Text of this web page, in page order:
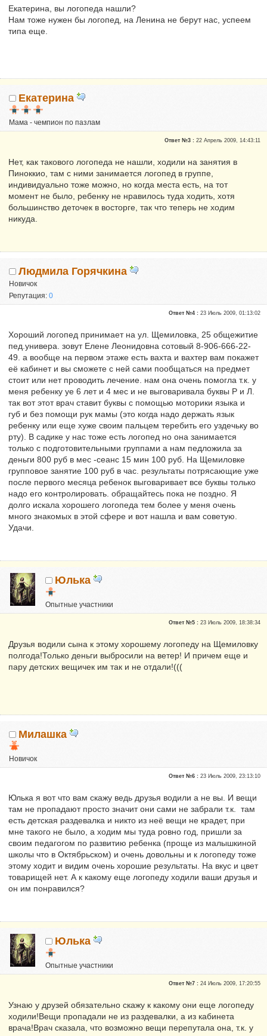
Екатерина, вы логопеда нашли?
Нам тоже нужен бы логопед, на Ленина не берут нас, успеем
типа еще.
Екатерина
Мама - чемпион по пазлам
Репутация:
Ответ №3 :22 Апрель 2009, 14:43:11
Нет, как такового логопеда не нашли, ходили на занятия в
Пиноккио, там с ними занимается логопед в группе,
индивидуально тоже можно, но когда места есть, на тот
момент не было, ребенку не нравилось туда ходить, хотя
большинство деточек в восторге, так что теперь не ходим
никуда.
Людмила Горячкина
Новичок
Репутация:0
Ответ №4 :23 Июль 2009, 01:13:02
Хороший логопед принимает на ул. Щемиловка, 25 общежитие
пед.универа. зовут Елене Леонидовна сотовый 8-906-666-22-
49. а вообще на первом этаже есть вахта и вахтер вам покажет
её кабинет и вы сможете с ней сами пообщаться на предмет
стоит или нет проводить лечение. нам она очень помогла т.к. у
меня ребенку уе 6 лет и 4 мес и не выговаривала буквы Р и Л.
так вот этот врач ставит буквы с помощью моторики языка и
губ и без помощи рук мамы (это когда надо держать язык
ребенку или еще хуже своим пальцем теребить его уздечьку во
рту). В садике у нас тоже есть логопед но она занимается
только с подготовительными группами а нам педложила за
деньги 800 руб в мес -сеанс 15 мин 100 руб. На Щемиловке
групповое занятие 100 руб в час. результаты потрясающие уже
после первого месяца ребенок выговаривает все буквы только
надо его контролировать. обращайтесь пока не поздно. Я
долго искала хорошего логопеда тем более у меня очень
много знакомых в этой сфере и вот нашла и вам советую.
Удачи.
Юлька
Опытные участники
Ответ №5 :23 Июль 2009, 18:38:34
Друзья водили сына к этому хорошему логопеду на Щемиловку
полгода!Только деньги выбросили на ветер! И причем еще и
пару детских вещичек им так и не отдали!(((
Милашка
Новичок
Репутация:0
Ответ №6 :23 Июль 2009, 23:13:10
Юлька я вот что вам скажу ведь друзья водили а не вы. И вещи
там не пропадают просто значит они сами не забрали т.к. там
есть детская раздевалка и никто из неё вещи не крадет, при
мне такого не было, а ходим мы туда ровно год, пришли за
своим педагогом по развитию ребенка (проще из малышкиной
школы что в Октябрьском) и очень довольны и к логопеду тоже
этому ходит и видим очень хорошие результаты. На вкус и цвет
товарищей нет. А к какому еще логопеду ходили ваши друзья и
он им понравился?
Юлька
Опытные участники
Ответ №7 :24 Июль 2009, 17:20:55
Узнаю у друзей обязательно скажу к какому они еще логопеду
ходили!Вещи пропадали не из раздевалки, а из кабинета
врача!Врач сказала, что возможно вещи перепутала она, т.к. у